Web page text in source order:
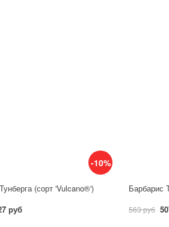
-10%
(сорт 'Vulcano®')
руб
Барбарис
563 руб